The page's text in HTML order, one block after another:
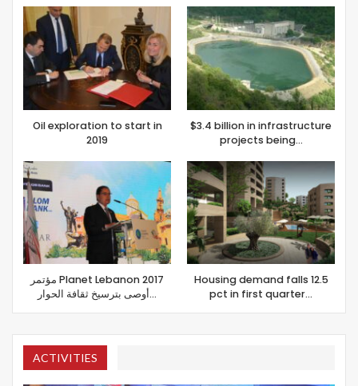
Oil exploration to start in
2019
مؤتمر Planet Lebanon 2017
أوصى بترسيخ ثقافة الحوار…
$3.4 billion in infrastructure
projects being…
Housing demand falls 12.5
pct in first quarter…
ACTIVITIES